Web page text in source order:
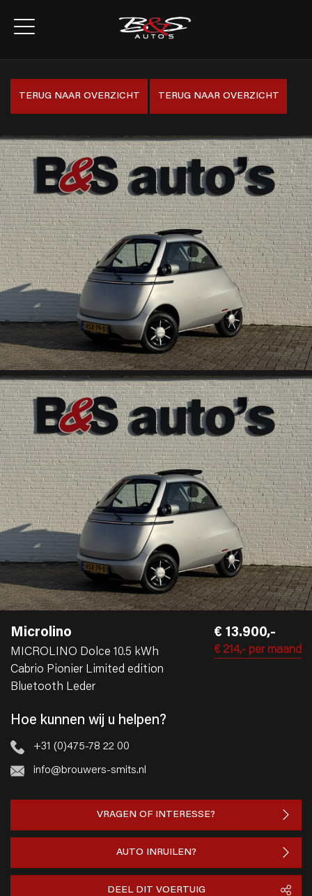
TERUG NAAR OVERZICHT TERUG NAAR OVERZICHT
Microlino
MICROLINO Dolce 10.5 kWh
Cabrio Pionier Limited edition
Bluetooth Leder
€ 13.900,-
€ 214,-per maand
Hoe kunnen wij u helpen?
+31 (0)475-78 22 00
info@brouwers-smits.nl
VRAGEN OF INTERESSE?
AUTO INRUILEN?
DEEL DIT VOERTUIG